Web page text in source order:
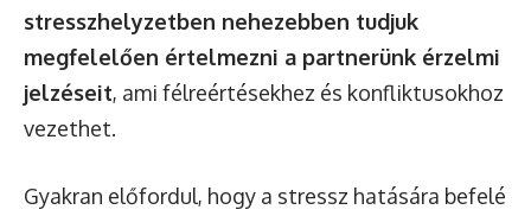
stresszhelyzetben nehezebben tudjuk
megfelelően értelmezni a partnerünk érzelmi
jelzéseit, ami félreértésekhez és konfliktusokhoz
vezethet.
Gyakran előfordul, hogy a stressz hatására befelé